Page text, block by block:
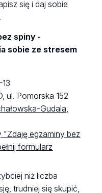
się i daj sobie
spiny -
sobie ze stresem
ul. Pomorska 152
Gudala,
"Zdaję egzaminy bez
formularz
niż liczba
trudniej się skupić,